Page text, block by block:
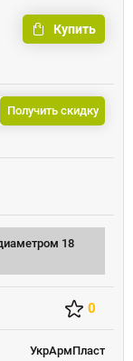
Купить
Получить скидку
18
0
УкрАрмПласт